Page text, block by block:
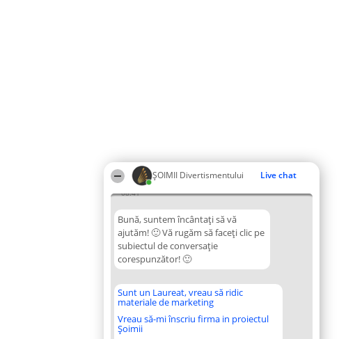
ŞOIMII Divertismentului Live chat
08:41
Bună, suntem încântați să vă
ajutăm! 🙂 Vă rugăm să faceți clic pe
subiectul de conversație
corespunzător! 🙂
Sunt un Laureat, vreau să ridic
materiale de marketing
Vreau să-mi înscriu firma in proiectul
Șoimii